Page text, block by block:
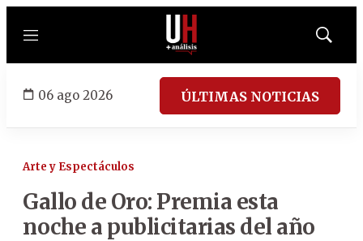
Menú
Mostrar
06 ago 2026 ÚLTIMAS NOTICIAS
Arte y Espectáculos
Gallo de Oro: Premia esta
noche a publicitarias del año